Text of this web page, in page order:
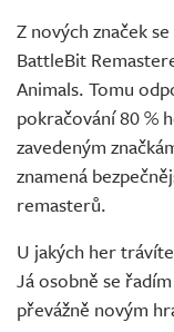
Z nových značek
BattleBit
Animals. Tomu
pokračování 80 %
zavedeným
znamená
remasterů.
U jakých her
Já osobně se
převážně novým